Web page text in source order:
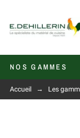
NOS GAMMES
Accueil Les